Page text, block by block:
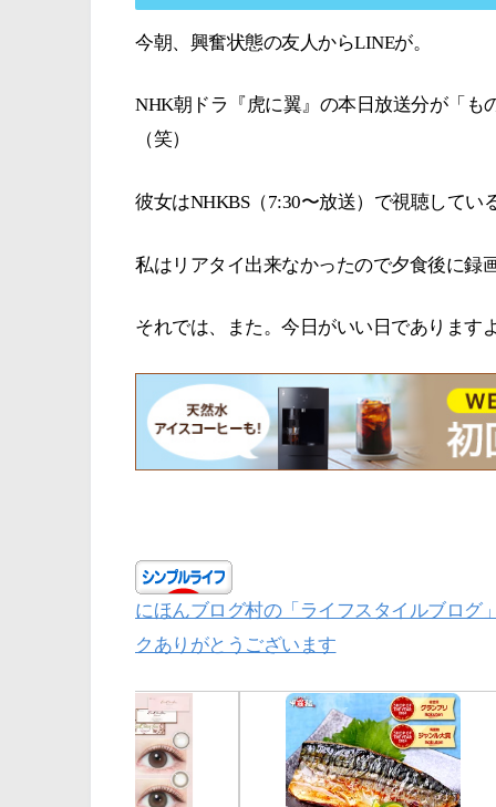
今朝、興奮状態の友人からLINEが。
NHK朝ドラ『虎に翼』の本日放送分が「も
（笑）
彼女はNHKBS（7:30〜放送）で視聴してい
私はリアタイ出来なかったので夕食後に録
それでは、また。今日がいい日であります
にほんブログ村の「ライフスタイルブログ
クありがとうございます